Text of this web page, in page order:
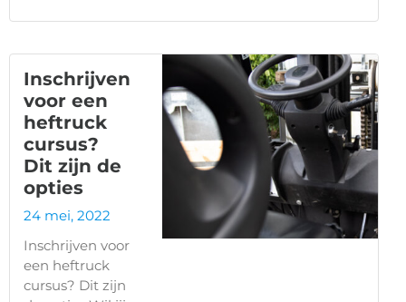
Inschrijven
voor een
heftruck
cursus?
Dit zijn de
opties
24 mei, 2022
Inschrijven voor
een heftruck
cursus? Dit zijn